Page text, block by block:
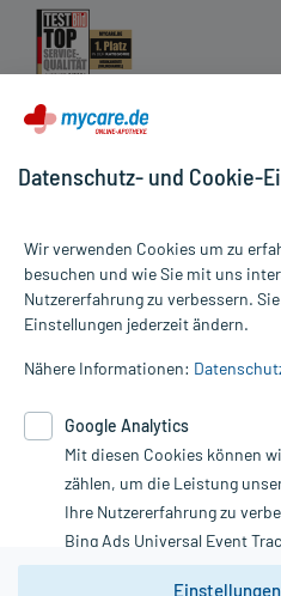
Alle Preise gelten inkl. MwSt., ggf.
Informationen auf dieser Website
die Untersuchung und
Therapien eingeleitet werden
Google Analytics. Lesen Sie bitte
unserer Datenschutzerklärung.
nutzen Sie das Formular:
Vertrag widerrufen
Datenschutz- und Cookie-
Wir verwenden Cookies um zu
besuchen und wie Sie mit uns
Nutzererfahrung zu verbessern.
Einstellungen jederzeit ändern.
Nähere Informationen:
Google Analytics
Mit diesen Cookies können
zählen, um die Leistung
Ihre Nutzererfahrung zu
Bing Ads Universal Event
Youtube-Social Plugin).